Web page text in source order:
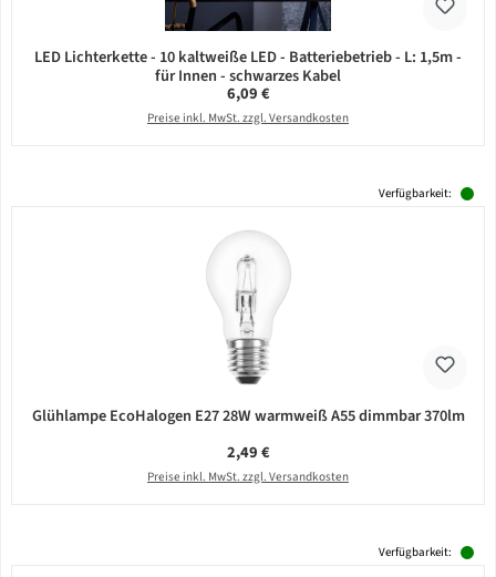
LED Lichterkette - 10 kaltweiße LED - Batteriebetrieb - L: 1,5m -
für Innen - schwarzes Kabel
Regulärer Preis:
6,09 €
Preise inkl. MwSt. zzgl. Versandkosten
Verfügbarkeit:
Glühlampe EcoHalogen E27 28W warmweiß A55 dimmbar 370lm
Regulärer Preis:
2,49 €
Preise inkl. MwSt. zzgl. Versandkosten
Verfügbarkeit: